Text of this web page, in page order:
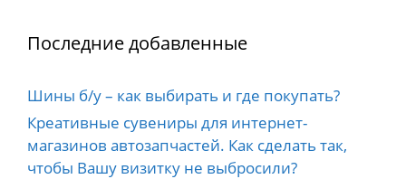
Последние добавленные
Шины б/у – как выбирать и где покупать?
Креативные сувениры для интернет-
магазинов автозапчастей. Как сделать так,
чтобы Вашу визитку не выбросили?